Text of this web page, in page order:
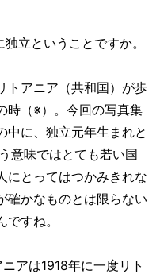
立ということですか。
トアニア（共和国）が歩
時（※）。今回の写真集
中に、独立元年生まれと
意味ではとても若い国
にとってはつかみきれな
確かなものとは限らない
すね。
アは1918年に一度リト